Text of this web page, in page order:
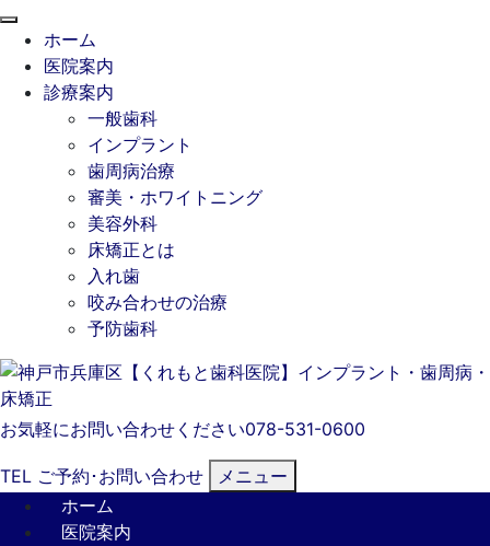
ホーム
医院案内
診療案内
一般歯科
インプラント
歯周病治療
審美・ホワイトニング
美容外科
床矯正とは
入れ歯
咬み合わせの治療
予防歯科
お気軽にお問い合わせください078-531-0600
TEL ご予約･ お問い合わせ
メニュー
ホーム
医院案内